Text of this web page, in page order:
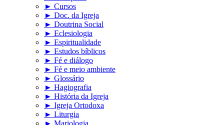
► Cursos
► Doc. da Igreja
► Doutrina Social
► Eclesiologia
► Espiritualidade
► Estudos bíblicos
► Fé e diálogo
► Fé e meio ambiente
► Glossário
► Hagiografia
► História da Igreja
► Igreja Ortodoxa
► Liturgia
► Mariologia